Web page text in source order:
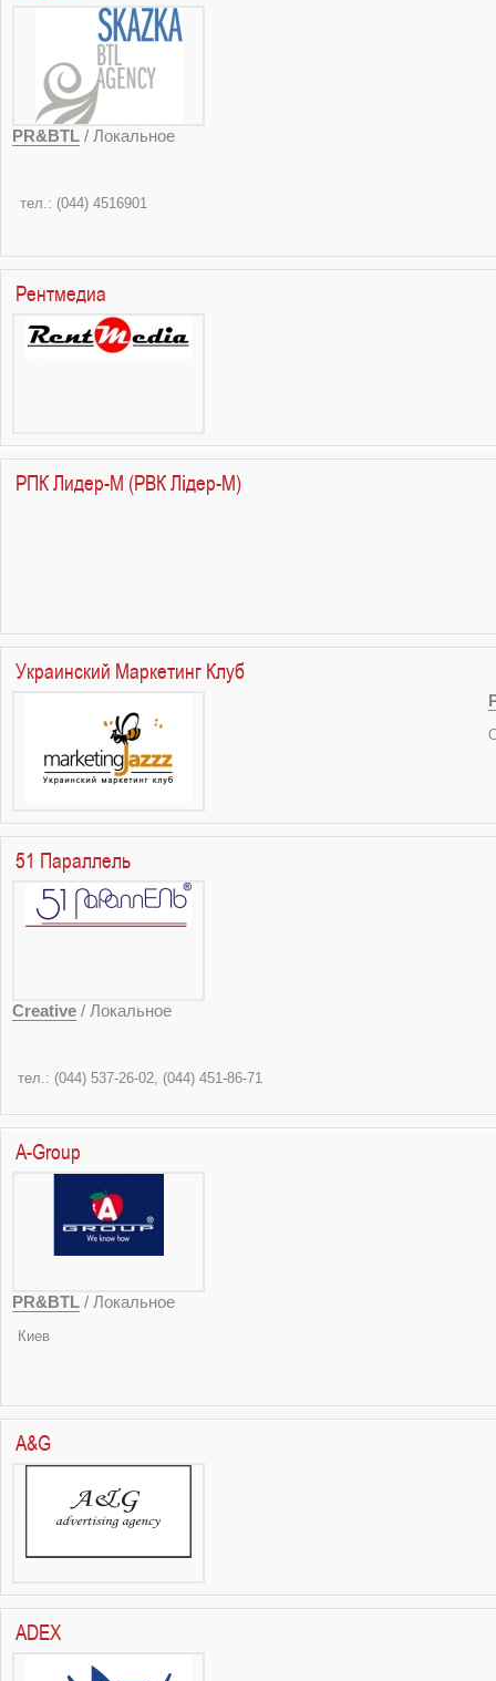
PR&BTL / Локальное
тел.: (044)
Рентмедиа
РПК Лидер-М (РВК Лідер-М)
Украинский Маркетинг Клуб
51 Параллель
Creative / Локальное
тел.: (044) 537-26-02,
A-Group
PR&BTL / Локальное
A&G
ADEX